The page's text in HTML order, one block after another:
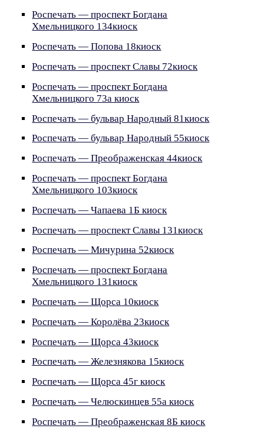
Роспечать — проспект Богдана
Хмельницкого 134киоск
Роспечать — Попова 18киоск
Роспечать — проспект Славы 72киоск
Роспечать — проспект Богдана
Хмельницкого 73а киоск
Роспечать — бульвар Народный 81киоск
Роспечать — бульвар Народный 55киоск
Роспечать — Преображенская 44киоск
Роспечать — проспект Богдана
Хмельницкого 103киоск
Роспечать — Чапаева 1Б киоск
Роспечать — проспект Славы 131киоск
Роспечать — Мичурина 52киоск
Роспечать — проспект Богдана
Хмельницкого 131киоск
Роспечать — Щорса 10киоск
Роспечать — Королёва 23киоск
Роспечать — Щорса 43киоск
Роспечать — Железнякова 15киоск
Роспечать — Щорса 45г киоск
Роспечать — Челюскинцев 55а киоск
Роспечать — Преображенская 8Б киоск